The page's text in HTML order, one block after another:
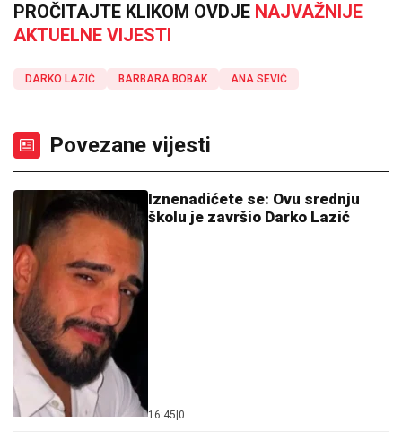
PROČITAJTE KLIKOM OVDJE NAJVAŽNIJE
AKTUELNE VIJESTI
DARKO LAZIĆ BARBARA BOBAK ANA SEVIĆ
Povezane vijesti
Iznenadićete se: Ovu srednju
školu je završio Darko Lazić
16:45 0